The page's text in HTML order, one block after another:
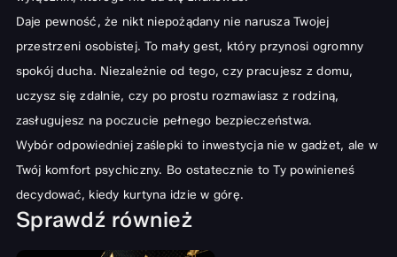
Daje pewność, że nikt niepożądany nie narusza Twojej
przestrzeni osobistej. To mały gest, który przynosi ogromny
spokój ducha. Niezależnie od tego, czy pracujesz z domu,
uczysz się zdalnie, czy po prostu rozmawiasz z rodziną,
zasługujesz na poczucie pełnego bezpieczeństwa.
Wybór odpowiedniej zaślepki to inwestycja nie w gadżet, ale w
Twój komfort psychiczny. Bo ostatecznie to Ty powinieneś
decydować, kiedy kurtyna idzie w górę.
Sprawdź również